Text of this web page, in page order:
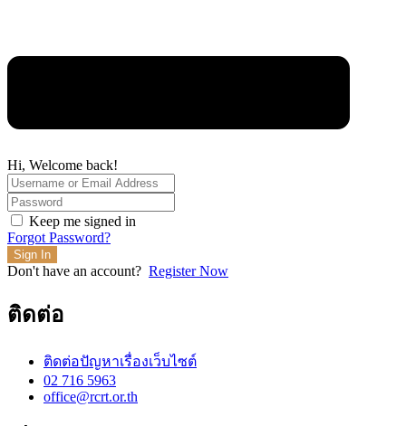
Hi, Welcome back!
Keep me signed in
Forgot Password?
Sign In
Don't have an account? Register Now
ติดต่อ
ติดต่อปัญหาเรื่องเว็บไซต์
02 716 5963
office@rcrt.or.th